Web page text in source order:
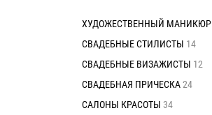
ХУДОЖЕСТВЕННЫЙ МАНИКЮР
СВАДЕБНЫЕ СТИЛИСТЫ 14
СВАДЕБНЫЕ ВИЗАЖИСТЫ 12
СВАДЕБНАЯ ПРИЧЕСКА24
САЛОНЫ КРАСОТЫ 34